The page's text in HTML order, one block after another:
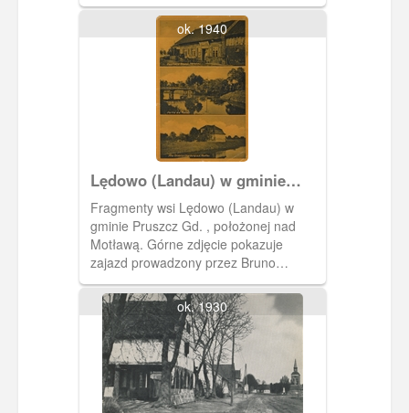
ok. 1940
Lędowo (Landau) w gminie
Pruszcz Gdański
Fragmenty wsi Lędowo (Landau) w
gminie Pruszcz Gd. , położonej nad
Motławą. Górne zdjęcie pokazuje
zajazd prowadzony przez Bruno
Netzkau. Pocztówka w obiegu od 17 XI
1941 r.
ok. 1930